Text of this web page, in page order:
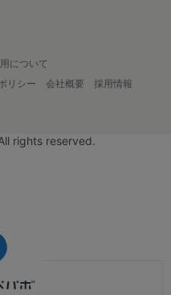
について
リシー 会社概要
採用情報
rights reserved.